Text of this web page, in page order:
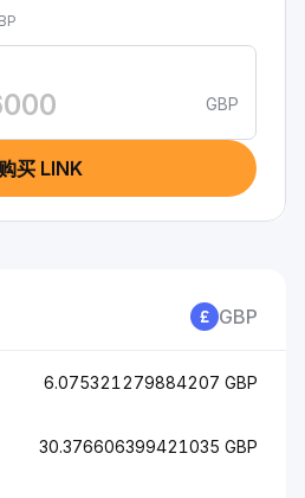
GBP
购买 LINK
GBP
6.075321279884207 GBP
30.376606399421035 GBP